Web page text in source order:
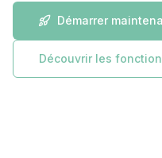
Démarrer
Découvrir les